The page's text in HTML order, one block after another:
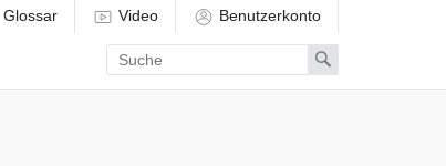
Glossar Video Benutzerkonto
Enter
search
term
Search